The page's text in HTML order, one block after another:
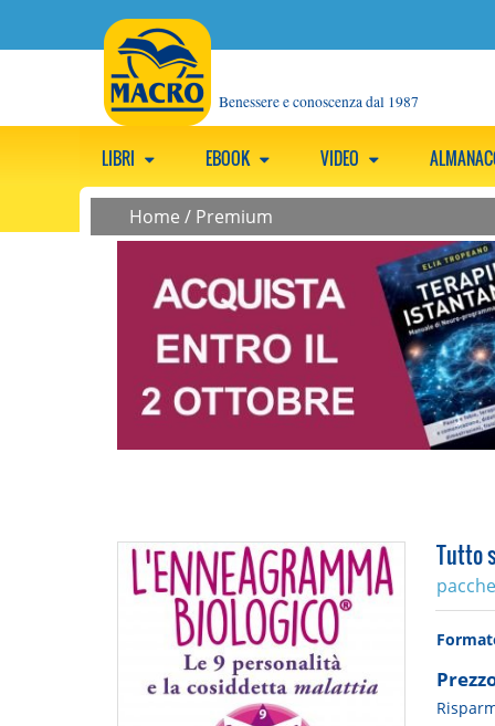
Benessere e conoscenza dal 1987
LIBRI EBOOK VIDEO
Home / Premium
Tutto